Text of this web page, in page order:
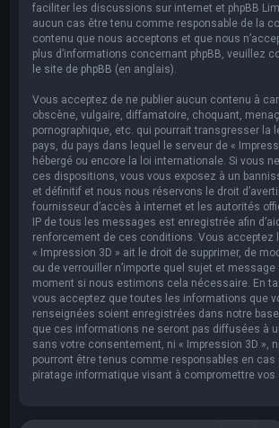
faciliter les discussions sur internet et phpBB
aucun cas être tenu comme responsable de la
contenu que nous acceptons et que nous
plus d’informations concernant phpBB, veuillez
le site de phpBB (en anglais).
Vous acceptez de ne publier aucun contenu à
obscène, vulgaire, diffamatoire, choquant,
pornographique, etc. qui pourrait transgresser la
pays, du pays dans lequel le serveur de «
hébergé ou encore la loi internationale. Si vous
ces dispositions, vous vous exposez à un
et définitif et nous nous réservons le droit
fournisseur d’accès à internet et les autorités
IP de tous les messages est enregistrée afin
renforcement de ces conditions. Vous acceptez
« Impression 3D » ait le droit de supprimer, de
ou de verrouiller n’importe quel sujet et message
moment si nous estimons cela nécessaire. En
vous acceptez que toutes les informations que
renseignées soient enregistrées dans notre
que ces informations ne seront pas diffusées à
sans votre consentement, ni « Impression 3D »,
pourront être tenus comme responsables en cas
piratage informatique visant à compromettre vos